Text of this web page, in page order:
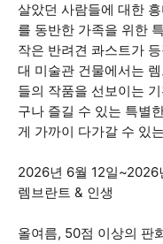
살았던 사람들에 대한
를 동반한 가족을 위한
작은 반려견 콰스트가
대 미술관 건물에서는
들의 작품을 선보이는
구나 즐길 수 있는 특별
게 가까이 다가갈 수 있
2026년 6월 12일~2026
렘브란트 & 인생
올여름, 50점 이상의 판